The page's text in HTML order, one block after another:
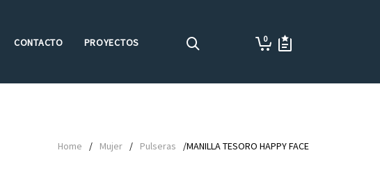
0
CONTACTO PROYECTOS
Home / Mujer / Pulseras /MANILLA TESORO HAPPY FACE